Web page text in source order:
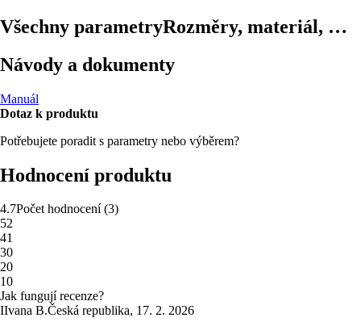
Všechny parametryRozměry, materiál, …
Návody a dokumenty
Manuál
Dotaz k produktu
Potřebujete poradit s parametry nebo výběrem?
Hodnocení produktu
4.7Počet hodnocení(3)
52
41
30
20
10
Jak fungují recenze?
IIvana B.Česká republika, 17. 2. 2026